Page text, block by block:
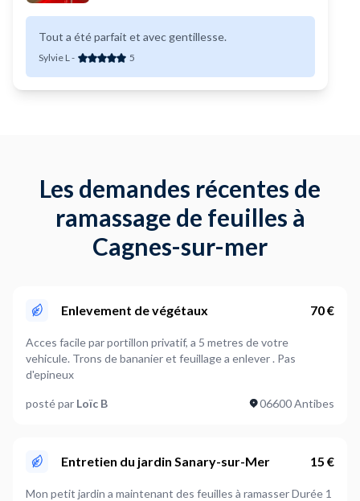
Tout a été parfait et avec gentillesse.
Sylvie L - 5
Les demandes récentes de
ramassage de feuilles à
Cagnes-sur-mer
Enlevement de végétaux 70 €
Acces facile par portillon privatif, a 5 metres de votre
vehicule. Trons de bananier et feuillage a enlever . Pas
d'epineux
posté par Loïc B 06600 Antibes
Entretien du jardin Sanary-sur-Mer 15 €
Mon petit jardin a maintenant des feuilles à ramasser Durée 1